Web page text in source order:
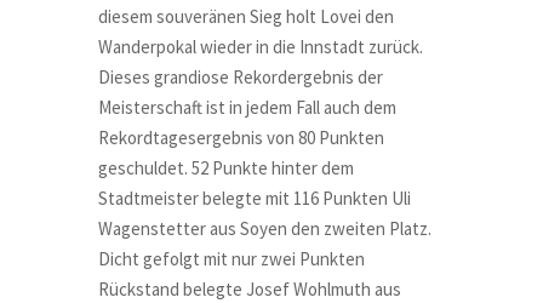
diesem souveränen Sieg holt Lovei den
Wanderpokal wieder in die Innstadt zurück.
Dieses grandiose Rekordergebnis der
Meisterschaft ist in jedem Fall auch dem
Rekordtagesergebnis von 80 Punkten
geschuldet. 52 Punkte hinter dem
Stadtmeister belegte mit 116 Punkten Uli
Wagenstetter aus Soyen den zweiten Platz.
Dicht gefolgt mit nur zwei Punkten
Rückstand belegte Josef Wohlmuth aus